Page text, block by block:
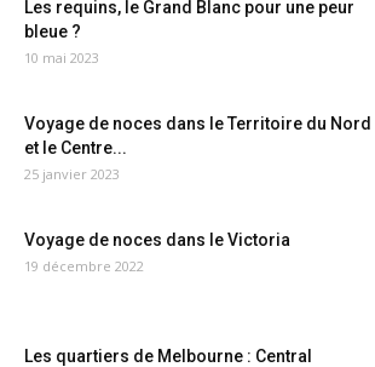
Les requins, le Grand Blanc pour une peur
bleue ?
10 mai 2023
Voyage de noces dans le Territoire du Nord
et le Centre...
25 janvier 2023
Voyage de noces dans le Victoria
19 décembre 2022
Les quartiers de Melbourne : Central